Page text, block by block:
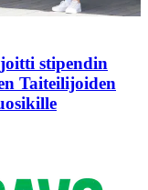
stipendin
Taiteilijoiden